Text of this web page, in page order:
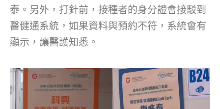
泰。另外，打針前，接種者的身分證會接駁到
醫健通系統，如果資料與預約不符，系統會有
顯示，讓醫護知悉。